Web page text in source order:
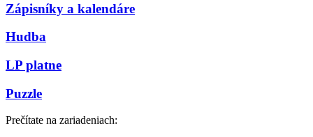
Zápisníky a kalendáre
Hudba
LP platne
Puzzle
Prečítate na zariadeniach: